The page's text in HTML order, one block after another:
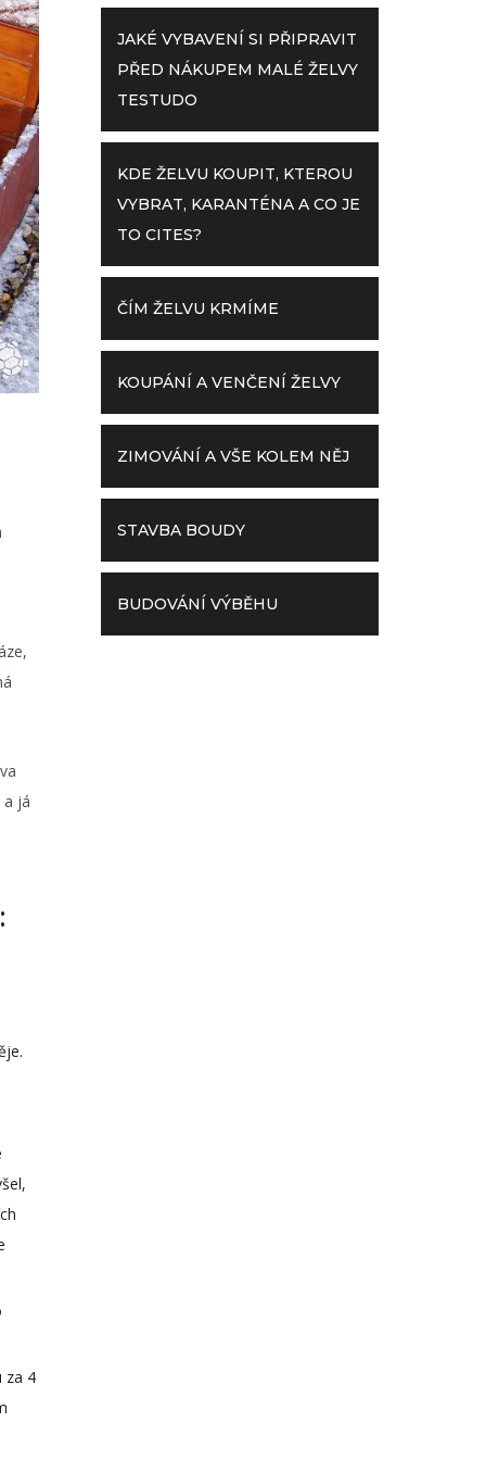
já
za 4
JAKÉ VYBAVENÍ SI PŘIPRAVIT
PŘED NÁKUPEM MALÉ ŽELVY
TESTUDO
KDE ŽELVU KOUPIT, KTEROU
VYBRAT, KARANTÉNA A CO JE
TO CITES?
ČÍM ŽELVU KRMÍME
KOUPÁNÍ A VENČENÍ ŽELVY
ZIMOVÁNÍ A VŠE KOLEM NĚJ
STAVBA BOUDY
BUDOVÁNÍ VÝBĚHU